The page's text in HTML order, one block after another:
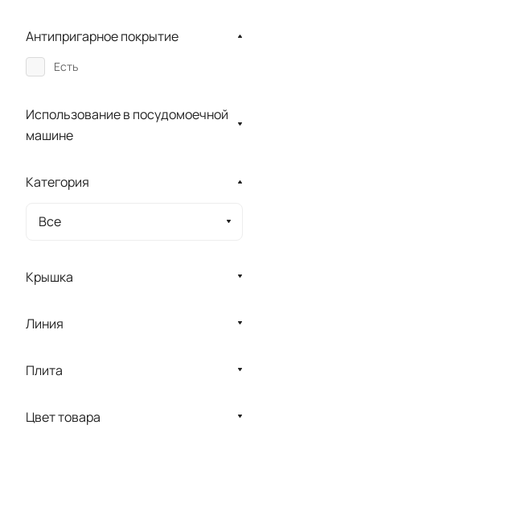
Антипригарное покрытие
Есть
Использование в посудомоечной
машине
Категория
Все
Крышка
Линия
Плита
Цвет товара